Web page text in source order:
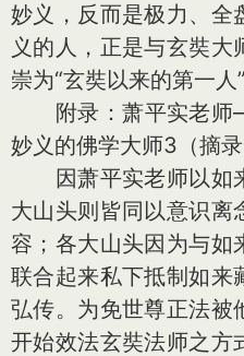
妙义，反而是极力、全
义的人，正是与玄奘
崇为“玄奘以来的第一
附录：萧平实老师
妙义的佛学大师3（摘录
因萧平实老师以如
大山头则皆同以意识离
容；各大山头因为与如
联合起来私下抵制如来
弘传。为免世尊正法被
开始效法玄奘法师之方